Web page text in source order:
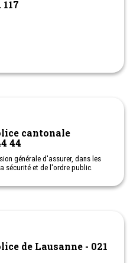
cantonale
44
générale d'assurer, dans les
sécurité et de l'ordre public.
de ses moyens et dans les
de Vaud, hors Lausanne
de Lausanne - 021